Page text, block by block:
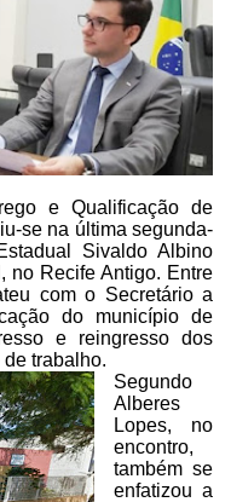
e Qualificação de
se na última segunda-
Sivaldo Albino
no Recife Antigo. Entre
com o Secretário a
do município de
e reingresso dos
trabalho.
Segundo
Alberes
Lopes, no
encontro,
também se
enfatizou a